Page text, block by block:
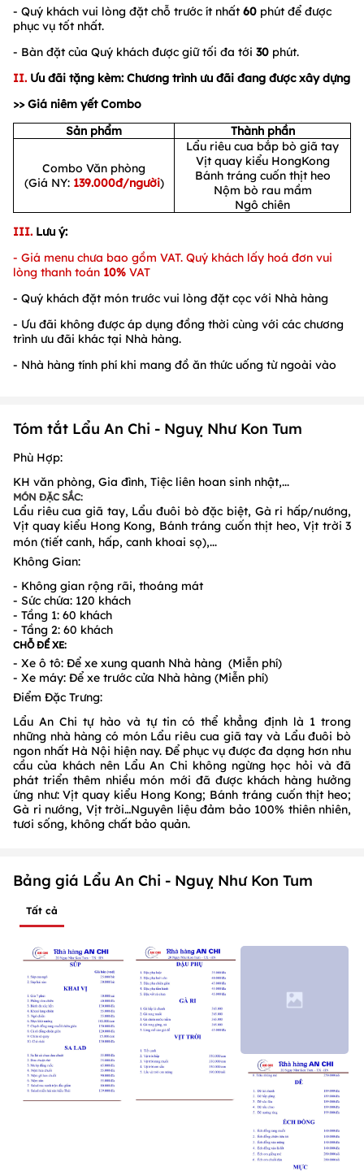
- Quý khách vui lòng đặt chỗ trước ít nhất 60 phút để được
phục vụ tốt nhất.
- Bàn đặt của Quý khách được giữ tối đa tới 30 phút.
II. Ưu đãi tặng kèm: Chương trình ưu đãi đang được xây dựng
>> Giá niêm yết Combo
Sản phẩm
Thành phần
Combo Văn phòng
(Giá NY: 139.000đ/người)
Lẩu riêu cua bắp bò giã tay
Vịt quay kiểu HongKong
Bánh tráng cuốn thịt heo
Nộm bò rau mầm
Ngô chiên
III. Lưu ý:
- Giá menu chưa bao gồm VAT. Quý khách lấy hoá đơn vui
lòng thanh toán 10% VAT
- Quý khách đặt món trước vui lòng đặt cọc với Nhà hàng
- Ưu đãi không được áp dụng đồng thời cùng với các chương
trình ưu đãi khác tại Nhà hàng.
- Nhà hàng tính phí khi mang đồ ăn thức uống từ ngoài vào
Tóm tắt Lẩu An Chi - Nguỵ Như Kon Tum
Phù Hợp:
KH văn phòng, Gia đình, Tiệc liên hoan sinh nhật,...
MÓN ĐẶC SẮC:
Lẩu riêu cua giã tay, Lẩu đuôi bò đặc biệt, Gà ri hấp/nướng,
Vịt quay kiểu Hong Kong, Bánh tráng cuốn thịt heo, Vịt trời 3
món (tiết canh, hấp, canh khoai sọ),...
Không Gian:
- Không gian rộng rãi, thoáng mát
- Sức chứa: 120 khách
- Tầng 1: 60 khách
- Tầng 2: 60 khách
CHỖ ĐỂ XE:
- Xe ô tô: Để xe xung quanh Nhà hàng (Miễn phí)
- Xe máy: Để xe trước cửa Nhà hàng (Miễn phí)
Điểm Đặc Trưng:
Lẩu An Chi tự hào và tự tin có thể khẳng định là 1 trong
những nhà hàng có món Lẩu riêu cua giã tay và Lẩu đuôi bò
ngon nhất Hà Nội hiện nay. Để phục vụ được đa dạng hơn nhu
cầu của khách nên Lẩu An Chi không ngừng học hỏi và đã
phát triển thêm nhiều món mới đã được khách hàng hưởng
ứng như: Vịt quay kiểu Hong Kong; Bánh tráng cuốn thịt heo;
Gà ri nướng, Vịt trời…Nguyên liệu đảm bảo 100% thiên nhiên,
tươi sống, không chất bảo quản.
Bảng giá Lẩu An Chi - Nguỵ Như Kon Tum
Tất cả